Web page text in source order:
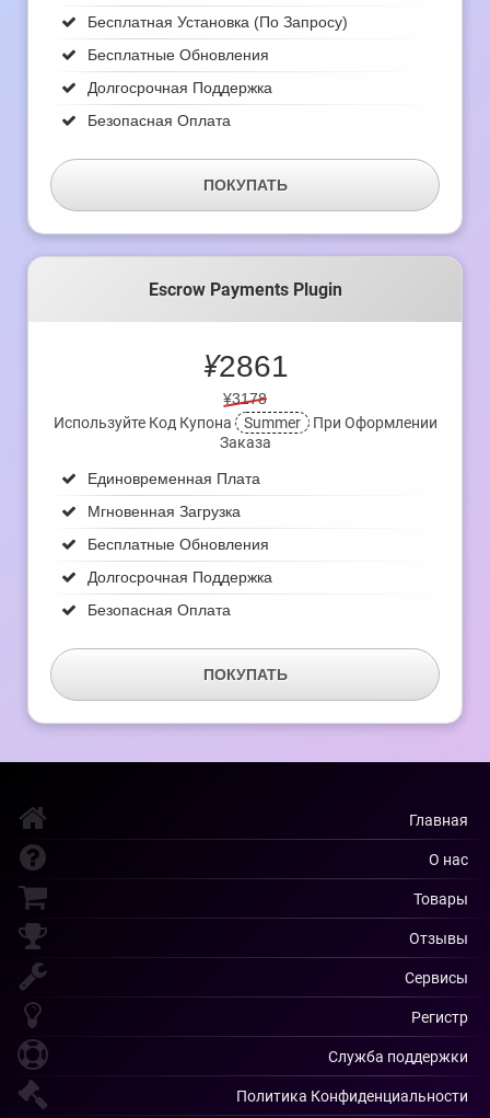
Бесплатная Установка (по Запросу)
Бесплатные Обновления
Долгосрочная Поддержка
Безопасная Оплата
ПОКУПАТЬ
Escrow Payments Plugin
¥2861
¥3178
Используйте Код Купона
Summer При Оформлении
Заказа
Единовременная Плата
Мгновенная Загрузка
Бесплатные Обновления
Долгосрочная Поддержка
Безопасная Оплата
ПОКУПАТЬ
Главная
О нас
Товары
Отзывы
Сервисы
Регистр
Служба поддержки
Политика Конфиденциальности